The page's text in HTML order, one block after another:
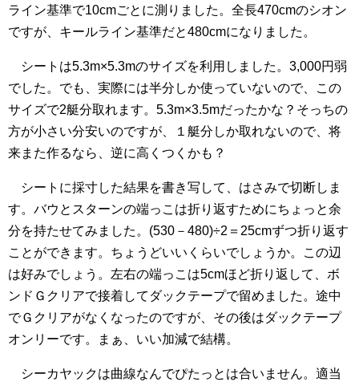
ライン基準で10cmごとに測りました。全長470cmのシオン
ですが、キールライン基準だと480cmになりました。
シートは5.3m×5.3mのサイズを利用しました。3,000円弱
でした。でも、実際には半分しか使っていないので、この
サイズで2艇分取れます。5.3m×3.5mだったかな？そっちの
方が小さい分安いのですが、１艇分しか取れないので、将
来また作るなら、逆に高くつくかも？
シートに採寸した結果を書き写して、はさみで切断しま
す。バウとスターンの端っこは折り返すためにちょっと余
分を持たせてみました。(530－480)÷2＝25cmずつ折り返す
ことができます。ちょうどいいくらいでしょうか。この辺
は好みでしょう。左右の端っこは5cmほど折り返して、ボ
ンドＧクリアで接着してダックテープで留めました。途中
でＧクリアがなくなったのですが、その後はダックテープ
オンリーです。まぁ、いい加減で結構。
シーカヤックは曲線なんでぴたっとは合いません。適当